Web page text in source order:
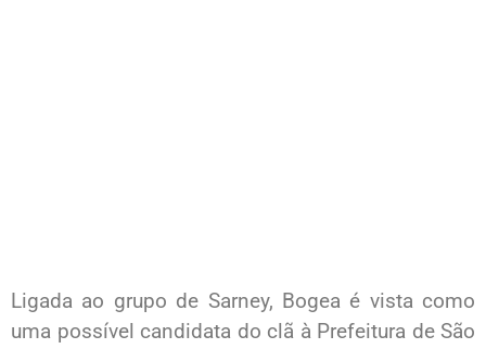
Ligada ao grupo de Sarney, Bogea é vista como
uma possível candidata do clã à Prefeitura de São